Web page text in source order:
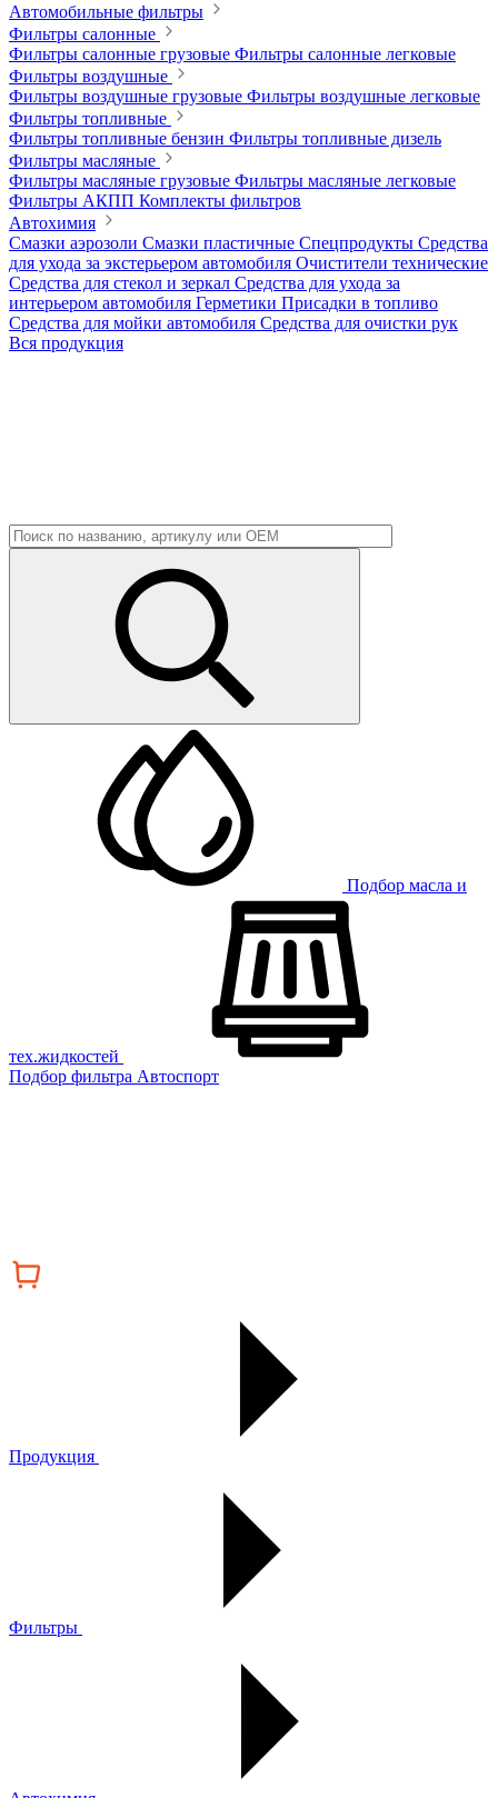
Автомобильные фильтры
Фильтры салонные
Фильтры салонные грузовые Фильтры салонные легковые
Фильтры воздушные
Фильтры воздушные грузовые Фильтры воздушные легковые
Фильтры топливные
Фильтры топливные бензин Фильтры топливные дизель
Фильтры масляные
Фильтры масляные грузовые Фильтры масляные легковые
Фильтры АКПП Комплекты фильтров
Автохимия
Смазки аэрозоли Смазки пластичные Спецпродукты Средства
для ухода за экстерьером автомобиля Очистители технические
Средства для стекол и зеркал Средства для ухода за
интерьером автомобиля Герметики Присадки в топливо
Средства для мойки автомобиля Средства для очистки рук
Вся продукция
Подбор масла и
тех.жидкостей
Подбор фильтра Автоспорт
Продукция
Фильтры